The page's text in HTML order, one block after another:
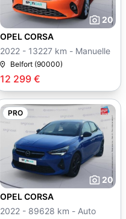
20
12 299 €
OPEL CORSA
2022 - 13227 km - Manuelle
Belfort (90000)
PRO
20
OPEL CORSA
2022 - 89628 km - Auto